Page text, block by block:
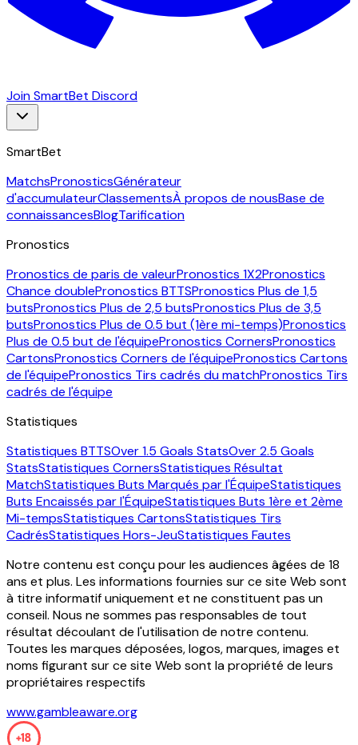
Join SmartBet Discord
SmartBet
MatchsPronosticsGénérateur
d'accumulateurClassementsÀ propos de nousBase de
connaissancesBlogTarification
Pronostics
Pronostics de paris de valeurPronostics 1X2Pronostics
Chance doublePronostics BTTSPronostics Plus de 1,5
butsPronostics Plus de 2,5 butsPronostics Plus de 3,5
butsPronostics Plus de 0.5 but (1ère mi-temps)Pronostics
Plus de 0.5 but de l'équipePronostics CornersPronostics
CartonsPronostics Corners de l'équipePronostics Cartons
de l'équipePronostics Tirs cadrés du matchPronostics Tirs
cadrés de l'équipe
Statistiques
Statistiques BTTSOver 1.5 Goals StatsOver 2.5 Goals
StatsStatistiques CornersStatistiques Résultat
MatchStatistiques Buts Marqués par l'ÉquipeStatistiques
Buts Encaissés par l'ÉquipeStatistiques Buts 1ère et 2ème
Mi-tempsStatistiques CartonsStatistiques Tirs
CadrésStatistiques Hors-JeuStatistiques Fautes
Notre contenu est conçu pour les audiences âgées de 18
ans et plus. Les informations fournies sur ce site Web sont
à titre informatif uniquement et ne constituent pas un
conseil. Nous ne sommes pas responsables de tout
résultat découlant de l'utilisation de notre contenu.
Toutes les marques déposées, logos, marques, images et
noms figurant sur ce site Web sont la propriété de leurs
propriétaires respectifs
www.gambleaware.org